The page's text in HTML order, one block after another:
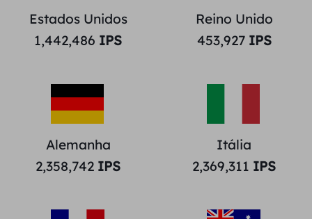
Estados Unidos
1,442,486 IPS
Reino Unido
453,927IPS
Alemanha
2,358,742 IPS
Itália
2,369,311 IPS